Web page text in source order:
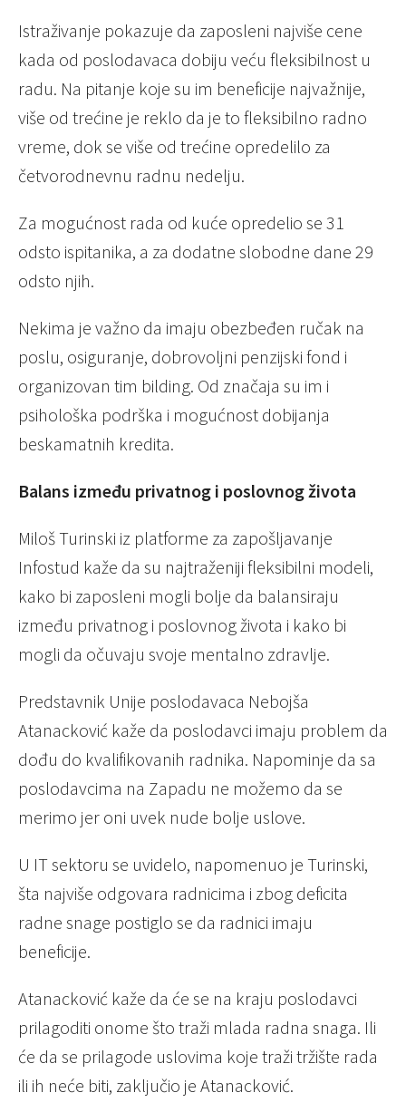
Istraživanje pokazuje da zaposleni najviše cene
kada od poslodavaca dobiju veću fleksibilnost u
radu. Na pitanje koje su im beneficije najvažnije,
više od trećine je reklo da je to fleksibilno radno
vreme, dok se više od trećine opredelilo za
četvorodnevnu radnu nedelju.
Za mogućnost rada od kuće opredelio se 31
odsto ispitanika, a za dodatne slobodne dane 29
odsto njih.
Nekima je važno da imaju obezbeđen ručak na
poslu, osiguranje, dobrovoljni penzijski fond i
organizovan tim bilding. Od značaja su im i
psihološka podrška i mogućnost dobijanja
beskamatnih kredita.
Balans između privatnog i poslovnog života
Miloš Turinski iz platforme za zapošljavanje
Infostud kaže da su najtraženiji fleksibilni modeli,
kako bi zaposleni mogli bolje da balansiraju
između privatnog i poslovnog života i kako bi
mogli da očuvaju svoje mentalno zdravlje.
Predstavnik Unije poslodavaca Nebojša
Atanacković kaže da poslodavci imaju problem da
dođu do kvalifikovanih radnika. Napominje da sa
poslodavcima na Zapadu ne možemo da se
merimo jer oni uvek nude bolje uslove.
U IT sektoru se uvidelo, napomenuo je Turinski,
šta najviše odgovara radnicima i zbog deficita
radne snage postiglo se da radnici imaju
beneficije.
Atanacković kaže da će se na kraju poslodavci
prilagoditi onome što traži mlada radna snaga. Ili
će da se prilagode uslovima koje traži tržište rada
ili ih neće biti, zaključio je Atanacković.